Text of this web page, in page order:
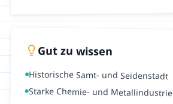
Gut zu wissen
Historische Samt- und Seidenstadt
Starke Chemie- und Metallindustrie